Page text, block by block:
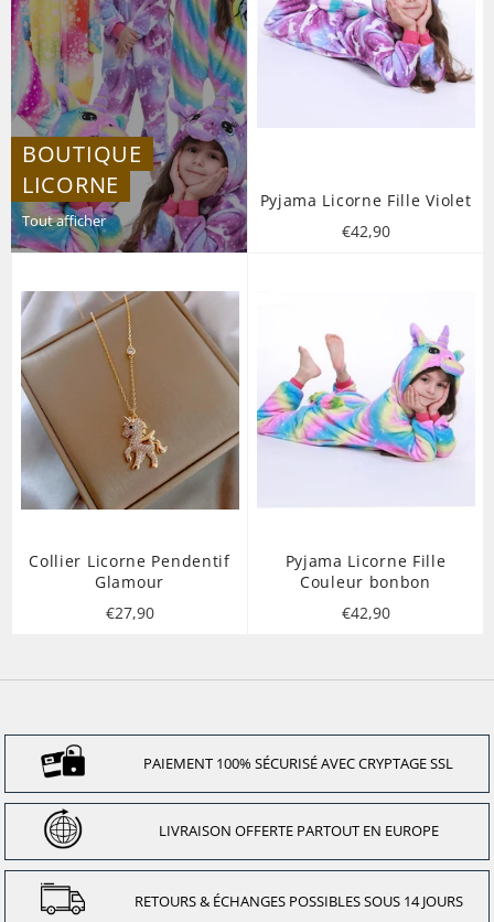
BOUTIQUE
LICORNE
Tout afficher
Pyjama Licorne Fille Violet
Prix
€42,90
Collier Licorne Pendentif
Glamour
Prix
€27,90
Pyjama Licorne Fille
Couleur bonbon
Prix
€42,90
PAIEMENT 100% SÉCURISÉ AVEC CRYPTAGE SSL
LIVRAISON OFFERTE PARTOUT EN EUROPE
RETOURS & ÉCHANGES POSSIBLES SOUS 14 JOURS